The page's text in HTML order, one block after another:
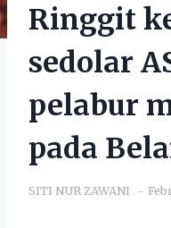
Ringgit
sedolar
pelabur
pada
SITI NUR ZAWANI